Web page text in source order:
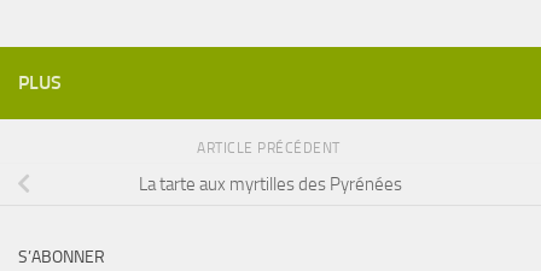
PLUS
ARTICLE PRÉCÉDENT
La tarte aux myrtilles des Pyrénées
S’ABONNER